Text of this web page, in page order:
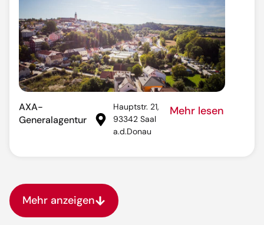
AXA-
Generalagentur
Hauptstr. 21,
93342 Saal
a.d.Donau
Mehr lesen
Mehr anzeigen